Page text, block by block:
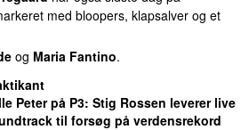
med bloopers, klapsalver og et
og Maria Fantino.
Peter på P3: Stig Rossen leverer live
til forsøg på verdensrekord